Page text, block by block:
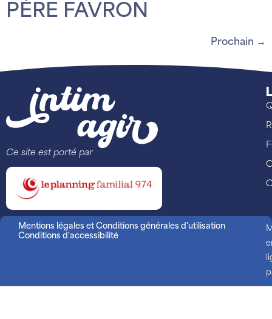
PÈRE FAVRON
Prochain →
Ce site est porté par
Mentions légales et Conditions générales d'utilisation
Conditions d'accessibilité